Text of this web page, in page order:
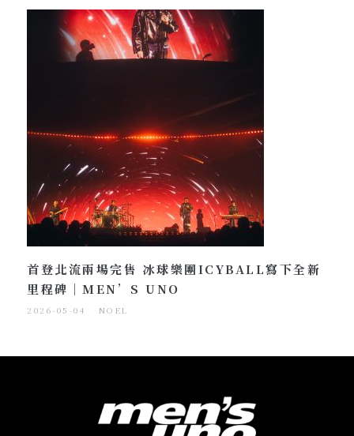
首登北流兩場完售 冰球樂團ICYBALL寫下全新
里程碑｜MEN’S UNO
2026-05-04 NOEL